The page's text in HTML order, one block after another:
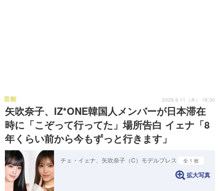
矢吹奈子、IZ*ONE韓国人メンバーが日本滞在
時に「こぞって行ってた」場所告白 イェナ「8
年くらい前から今もずっと行きます」
芸能 2026.6.11（木） 18:30
チェ・イェナ、矢吹奈子（C）モデルプレス 全 1 枚
拡大写真